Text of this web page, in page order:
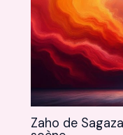
Zaho de